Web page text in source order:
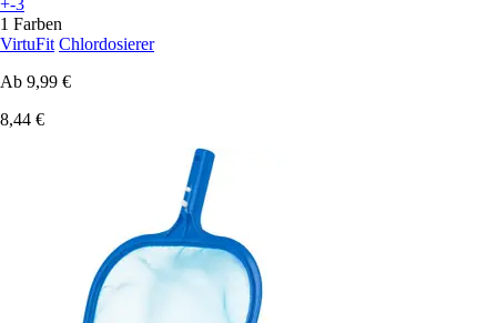
+-3
1 Farben
VirtuFit Chlordosierer
Ab 9,99 €
8,44 €